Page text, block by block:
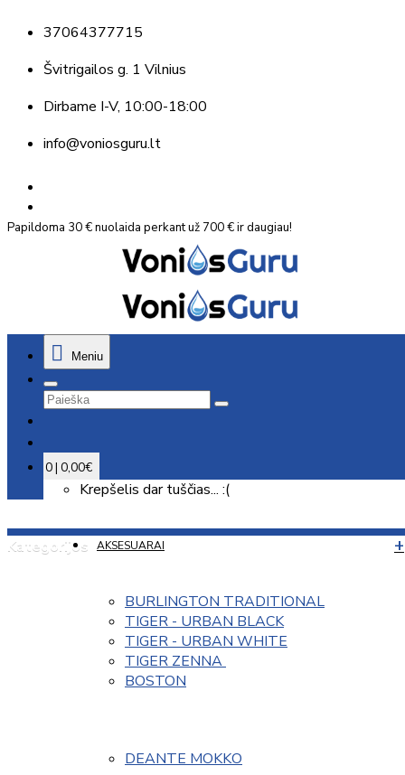
37064377715
Švitrigailos g. 1 Vilnius
Dirbame I-V, 10:00-18:00
info@voniosguru.lt
Papildoma 30 € nuolaida perkant už 700 € ir daugiau!
Meniu
0 | 0,00€
Krepšelis dar tuščias... :(
Kategorijos AKSESUARAI
BURLINGTON TRADITIONAL
TIGER - URBAN BLACK
TIGER - URBAN WHITE
TIGER ZENNA
BOSTON
DEANTE MOKKO